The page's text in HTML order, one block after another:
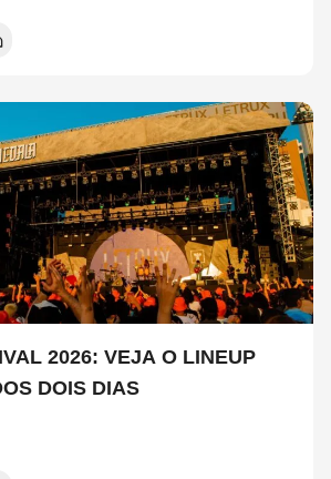
2026: VEJA O LINEUP
DOIS DIAS